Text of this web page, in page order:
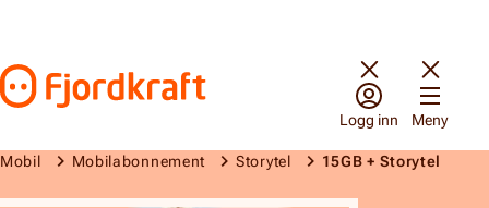
Gå til forsiden
Logg inn Meny
Mobil Mobilabonnement Storytel 15GB + Storytel